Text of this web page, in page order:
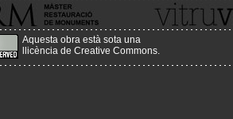
Aquesta obra està sota una
llicència de Creative Commons.